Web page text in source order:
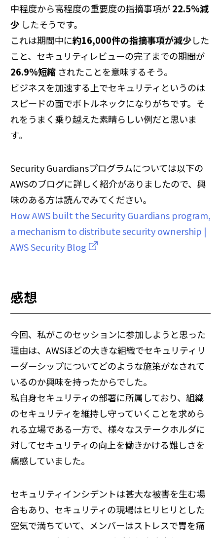
中程度から高程度の重要度の指摘事項が22.5%減
少 したそうです。
これは期間中に約16,000件の指摘事項が減少した
こと、セキュリティレビューの完了までの期間が
26.9%短縮 されたことを意味するそう。
ビジネスを加速する上でセキュリティというのは
スピードの面でボトルネックになりがちです。そ
れをうまく乗り越えた素晴らしい例だと思いま
す。
Security Guardiansプログラムについては以下の
AWSのブログに詳しく紹介がありましたので、興
味のある方は読んでみてください。
How AWS built the Security Guardians program,
a mechanism to distribute security ownership |
AWS Security Blog
感想
今回、私がこのセッションに参加しようと思った
理由は、AWSほどの大きな組織でセキュリティリ
ーダーシップについてどのような施策がなされて
いるのか興味を持ったからでした。
私自身セキュリティの部署に所属しており、組織
のセキュリティを維持し守っていくことを求めら
れる立場である一方で、様々なステークホルダに
対してセキュリティの向上を働きかける難しさを
痛感していました。
セキュリティインシデントは甚大な被害を生む場
合もあり、セキュリティの現場はヒリヒリとした
空気で満ちていて、メンバーはストレスで胃を痛